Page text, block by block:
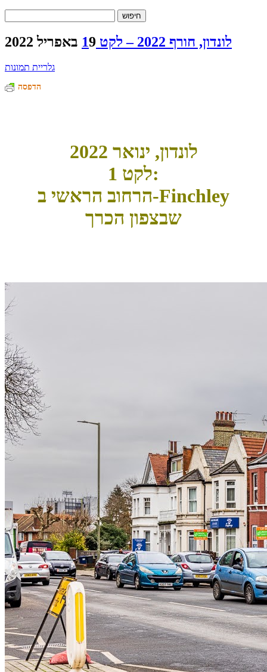
לונדון, חורף 2022 – לקט 1 9 באפריל 2022
גלריית תמונות
הדפסה
לונדון, ינואר 2022
לקט 1:
הרחוב הראשי ב-Finchley
שבצפון הכרך